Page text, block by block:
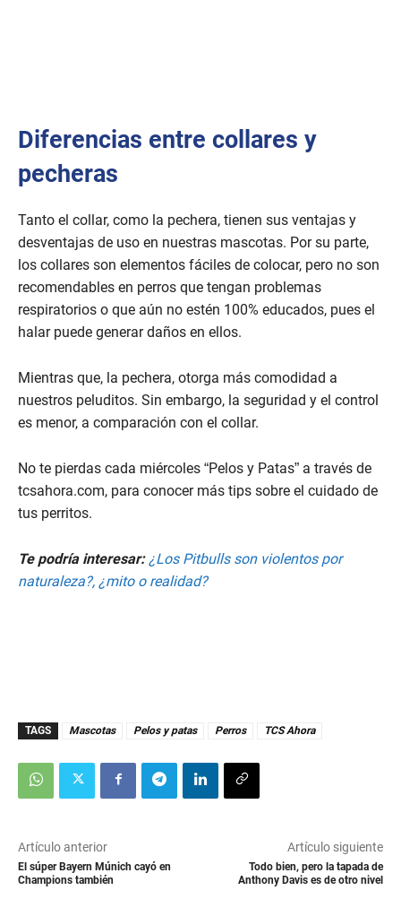
Diferencias entre collares y
pecheras
Tanto el collar, como la pechera, tienen sus ventajas y
desventajas de uso en nuestras mascotas. Por su parte,
los collares son elementos fáciles de colocar, pero no son
recomendables en perros que tengan problemas
respiratorios o que aún no estén 100% educados, pues el
halar puede generar daños en ellos.
Mientras que, la pechera, otorga más comodidad a
nuestros peluditos. Sin embargo, la seguridad y el control
es menor, a comparación con el collar.
No te pierdas cada miércoles “Pelos y Patas” a través de
tcsahora.com, para conocer más tips sobre el cuidado de
tus perritos.
Te podría interesar: ¿Los Pitbulls son violentos por
naturaleza?, ¿mito o realidad?
TAGS Mascotas Pelos y patas Perros TCS Ahora
Artículo anterior
El súper Bayern Múnich cayó en
Champions también
Artículo siguiente
Todo bien, pero la tapada de
Anthony Davis es de otro nivel